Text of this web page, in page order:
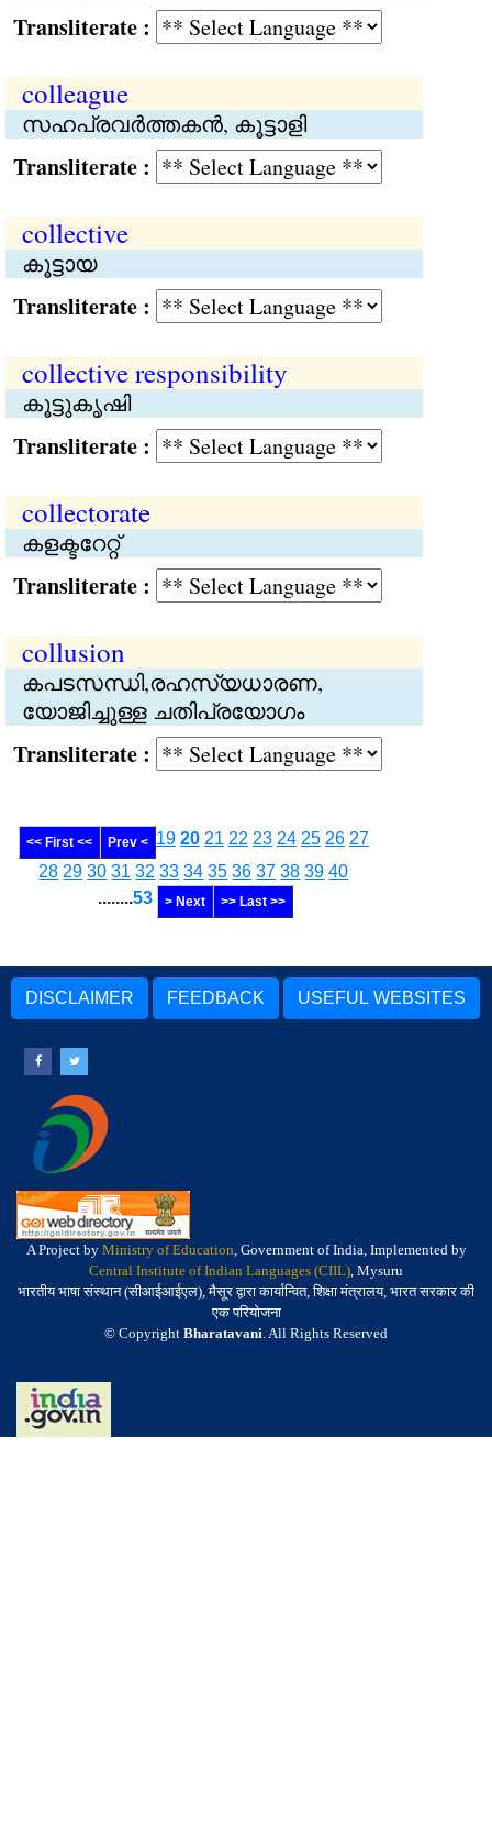
:
colleague
സഹപ്രവര്‍ത്തകന്‍, കൂട്ടാളി
:
collective
കൂട്ടായ
:
collective responsibility
കൂട്ടുകൃഷി
:
collectorate
കളക്ടറേറ്റ്
:
collusion
കപടസന്ധി,രഹസ്യധാരണ,
യോജിച്ചുള്ള ചതിപ്രയോഗം
:
<< First << Prev < 19 20 21 22 23 24 25 26 27
28 29 30 31 32 33 34 35 36 37 38 39 40
........53 > Next >> Last >>
DISCLAIMER FEEDBACK USEFUL WEBSITES
A Project by Ministry of Education, Government of India, Implemented by
Central Institute of Indian Languages (CIIL), Mysuru
भारतीय भाषा संस्थान (सीआईआईएल), मैसूर द्वारा कार्यान्वित, शिक्षा मंत्रालय, भारत सरकार की
एक परियोजना
© Copyright Bharatavani. All Rights Reserved